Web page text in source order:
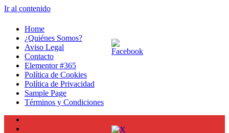
Ir al contenido
Home
¿Quiénes Somos?
Aviso Legal
Contacto
Elementor #365
Política de Cookies
Política de Privacidad
Sample Page
Términos y Condiciones